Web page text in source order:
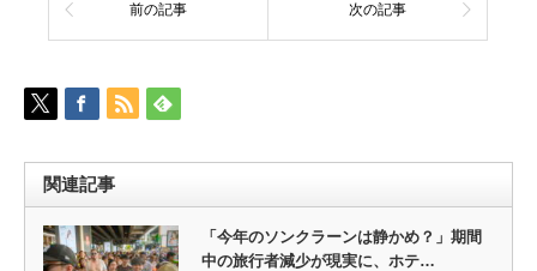
前の記事 次の記事
関連記事
「今年のソンクラーンは静かめ？」期間
中の旅行者減少が現実に、ホテ…